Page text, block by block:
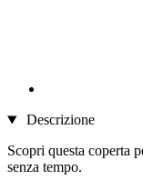
Descrizione
Scopri questa coperta
senza tempo.